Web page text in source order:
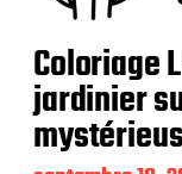
Coloriage
jardinier